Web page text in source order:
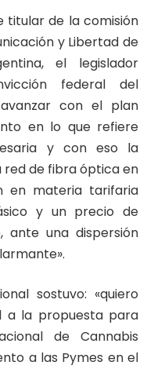
titular de la comisión
y Libertad de
el legislador
federal del
con el plan
en lo que refiere
y con eso la
red de fibra óptica en
en materia tarifaria
y un precio de
ante una dispersión
sostuvo: «quiero
a la propuesta para
de Cannabis
a las Pymes en el